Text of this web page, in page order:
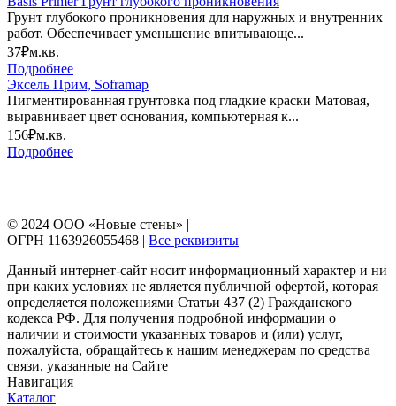
Грунт глубокого проникновения для наружных и внутренних
работ. Обеспечивает уменьшение впитывающе...
37₽м.кв.
Подробнее
Эксель Прим, Soframap
Пигментированная грунтовка под гладкие краски Матовая,
выравнивает цвет основания, компьютерная к...
156₽м.кв.
Подробнее
© 2024 ООО «Новые стены» |
ОГРН 1163926055468 | Все реквизиты
Данный интернет-сайт носит информационный характер и ни
при каких условиях не является публичной офертой, которая
определяется положениями Статьи 437 (2) Гражданского
кодекса РФ. Для получения подробной информации о
наличии и стоимости указанных товаров и (или) услуг,
пожалуйста, обращайтесь к нашим менеджерам по средства
связи, указанные на Сайте
Навигация
Каталог